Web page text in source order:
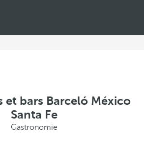
et bars Barceló México
Santa Fe
Gastronomie